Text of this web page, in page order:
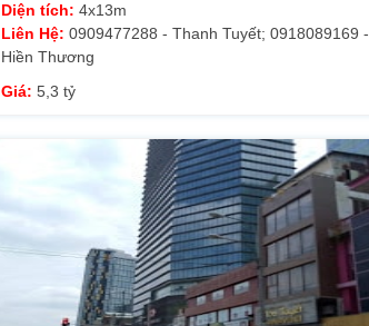
Diện tích:4x13m
Liên Hệ:0909477288 - Thanh Tuyết; 0918089169 -
Hiền Thương
Giá:5,3 tỷ